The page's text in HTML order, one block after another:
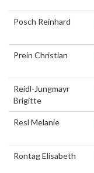
Posch Reinhard
Prein Christian
Reidl-Jungmayr
Brigitte
Resl Melanie
Rontag Elisabeth